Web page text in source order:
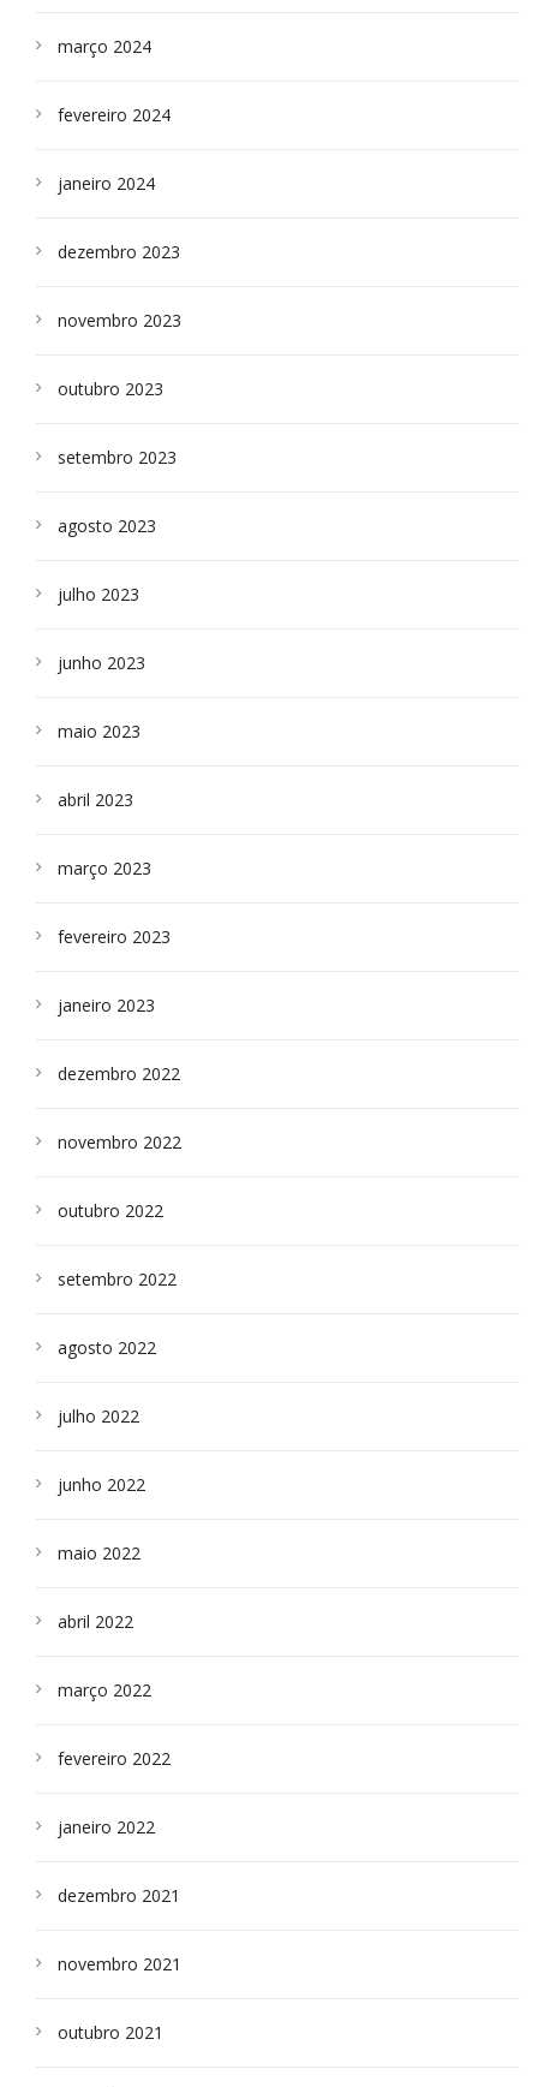
março 2024
fevereiro 2024
janeiro 2024
dezembro 2023
novembro 2023
outubro 2023
setembro 2023
agosto 2023
julho 2023
junho 2023
maio 2023
abril 2023
março 2023
fevereiro 2023
janeiro 2023
dezembro 2022
novembro 2022
outubro 2022
setembro 2022
agosto 2022
julho 2022
junho 2022
maio 2022
abril 2022
março 2022
fevereiro 2022
janeiro 2022
dezembro 2021
novembro 2021
outubro 2021